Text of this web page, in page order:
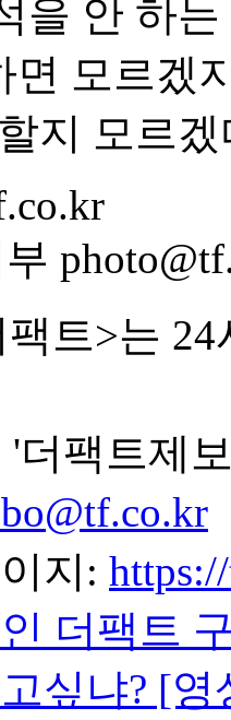
을 안 하
면 모르겠
지 모르
트>는
'더팩트제
지:
더팩트
싶냐? [